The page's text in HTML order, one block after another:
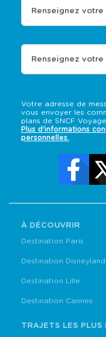
Votre adresse de
vous envoyer les
plans de SNCF
Plus d'informations
personnelles.
Renseignez votre
Renseignez votre
À DÉCOUVRIR
Destination Paris
Destination Disneyland
Destination Lille
Destination Cannes
TRAJETS LES PLUS